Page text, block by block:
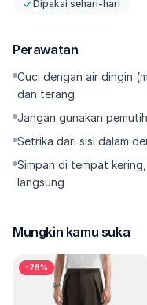
Celana jeans hitam
yang modern, mudah
maupun outfit harian.
loose fit dengan tampilan
Dipakai sehari-hari
Perawatan
Cuci dengan air dingin
dan terang
Jangan gunakan
Setrika dari sisi dalam
Simpan di tempat
langsung
Mungkin kamu suka
-28%